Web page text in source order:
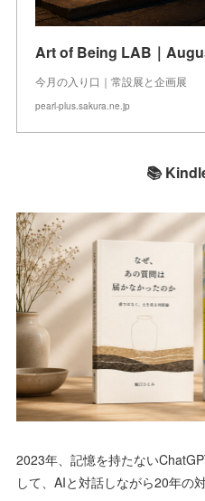
Art of Being LAB｜
今月の入り口｜常設展と企画展
pearl-plus.sakura.ne.jp
📚
2023年、記憶を持たない
して、AIと対話しながら20年の